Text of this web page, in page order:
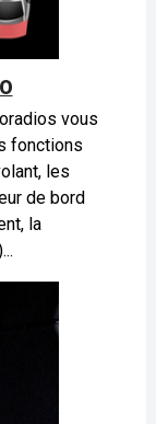
vous
fonctions
les
de bord
la